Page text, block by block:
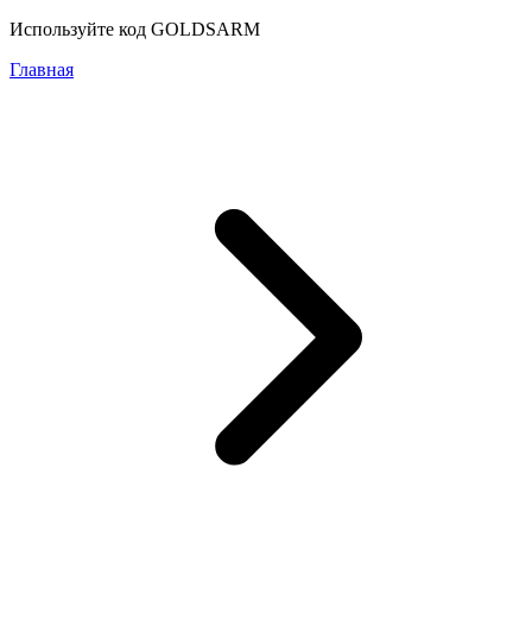
Используйте код GOLDSARM
Главная